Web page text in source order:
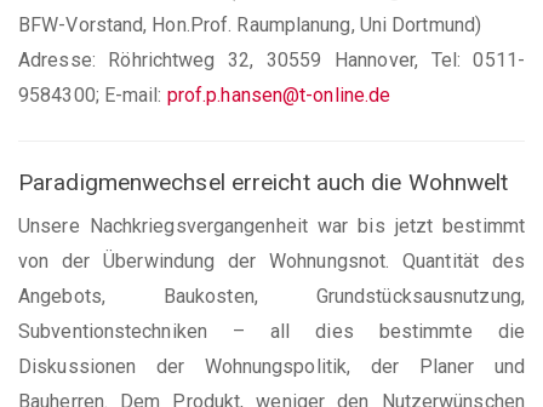
BFW-Vorstand, Hon.Prof. Raumplanung, Uni Dortmund)
Adresse: Röhrichtweg 32, 30559 Hannover, Tel: 0511-
9584300; E-mail: prof.p.hansen@t-online.de
Paradigmenwechsel erreicht auch die Wohnwelt
Unsere Nachkriegsvergangenheit war bis jetzt bestimmt
von der Überwindung der Wohnungsnot. Quantität des
Angebots, Baukosten, Grundstücksausnutzung,
Subventionstechniken – all dies bestimmte die
Diskussionen der Wohnungspolitik, der Planer und
Bauherren. Dem Produkt, weniger den Nutzerwünschen